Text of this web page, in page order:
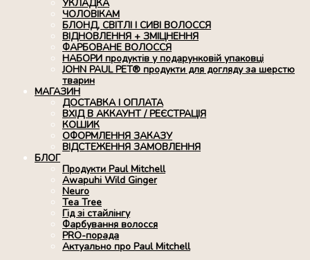
УКЛАДКА
ЧОЛОВІКАМ
БЛОНД, СВІТЛІ І СИВІ ВОЛОССЯ
ВІДНОВЛЕННЯ + ЗМІЦНЕННЯ
ФАРБОВАНЕ ВОЛОССЯ
НАБОРИ продуктів у подарунковій упаковці
JOHN PAUL PET® продукти для догляду за шерстю
тварин
МАГАЗИН
ДОСТАВКА І ОПЛАТА
ВХІД В АККАУНТ / РЕЄСТРАЦІЯ
КОШИК
ОФОРМЛЕННЯ ЗАКАЗУ
ВІДСТЕЖЕННЯ ЗАМОВЛЕННЯ
БЛОГ
Продукти Paul Mitchell
Awapuhi Wild Ginger
Neuro
Tea Tree
Гід зі стайлінгу
Фарбування волосся
PRO-порада
Актуально про Paul Mitchell